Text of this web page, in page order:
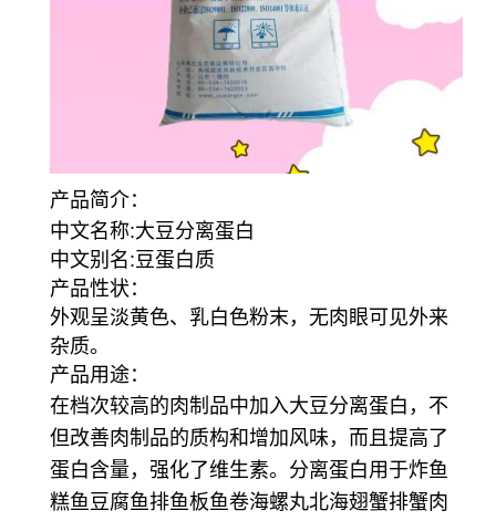
产品简介：
中文名称:大豆分离蛋白
中文别名:豆蛋白质
产品性状：
外观呈淡黄色、乳白色粉末，无肉眼可见外来
杂质。
产品用途：
在档次较高的肉制品中加入大豆分离蛋白，不
但改善肉制品的质构和增加风味，而且提高了
蛋白含量，强化了维生素。 分离蛋白用于炸鱼
糕鱼豆腐鱼排鱼板鱼卷海螺丸北海翅蟹排蟹肉